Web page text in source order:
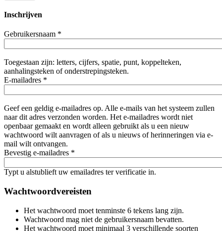
Inschrijven
Gebruikersnaam *
Toegestaan zijn: letters, cijfers, spatie, punt, koppelteken,
aanhalingsteken of onderstrepingsteken.
E-mailadres *
Geef een geldig e-mailadres op. Alle e-mails van het systeem zullen
naar dit adres verzonden worden. Het e-mailadres wordt niet
openbaar gemaakt en wordt alleen gebruikt als u een nieuw
wachtwoord wilt aanvragen of als u nieuws of herinneringen via e-
mail wilt ontvangen.
Bevestig e-mailadres *
Typt u alstublieft uw emailadres ter verificatie in.
Wachtwoordvereisten
Het wachtwoord moet tenminste 6 tekens lang zijn.
Wachtwoord mag niet de gebruikersnaam bevatten.
Het wachtwoord moet minimaal 3 verschillende soorten